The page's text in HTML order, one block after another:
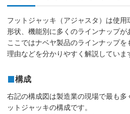
フットジャッキ（アジャスタ）は使用
形状、機能別に多くのラインナップが
ここではナベヤ製品のラインナップ
理由などを分かりやすく解説していま
構成
右記の構成図は製造業の現場で最も
ットジャッキの構成です。